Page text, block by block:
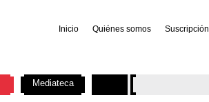
Inicio Quiénes somos Suscripción
Mediateca